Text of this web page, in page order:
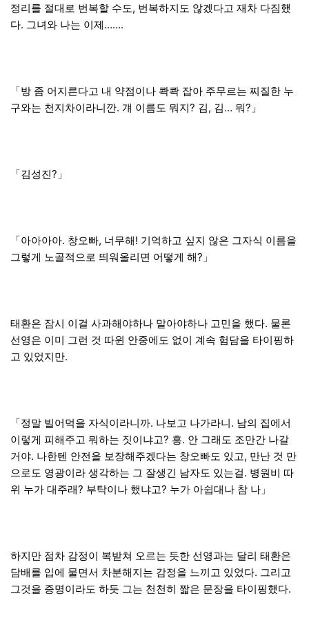
정리를 절대로 번복할 수도, 번복하지도 않겠다고 재차 다짐했
다. 그녀와 나는 이제…….
「방 좀 어지른다고 내 약점이나 콱콱 잡아 주무르는 찌질한 누
구와는 천지차이라니깐. 걔 이름도 뭐지? 김, 김… 뭐?」
「김성진?」
「아아아아. 창오빠, 너무해! 기억하고 싶지 않은 그자식 이름을
그렇게 노골적으로 띄워올리면 어떻게 해?」
태환은 잠시 이걸 사과해야하나 말아야하나 고민을 했다. 물론
선영은 이미 그런 것 따윈 안중에도 없이 계속 험담을 타이핑하
고 있었지만.
「정말 빌어먹을 자식이라니까. 나보고 나가라니. 남의 집에서
이렇게 피해주고 뭐하는 짓이냐고? 흥. 안 그래도 조만간 나갈
거야. 나한텐 안전을 보장해주겠다는 창오빠도 있고, 만난 것 만
으로도 영광이라 생각하는 그 잘생긴 남자도 있는걸. 병원비 따
위 누가 대주래? 부탁이나 했냐고? 누가 아쉽대나 참 나」
하지만 점차 감정이 복받쳐 오르는 듯한 선영과는 달리 태환은
담배를 입에 물면서 차분해지는 감정을 느끼고 있었다. 그리고
그것을 증명이라도 하듯 그는 천천히 짧은 문장을 타이핑했다.